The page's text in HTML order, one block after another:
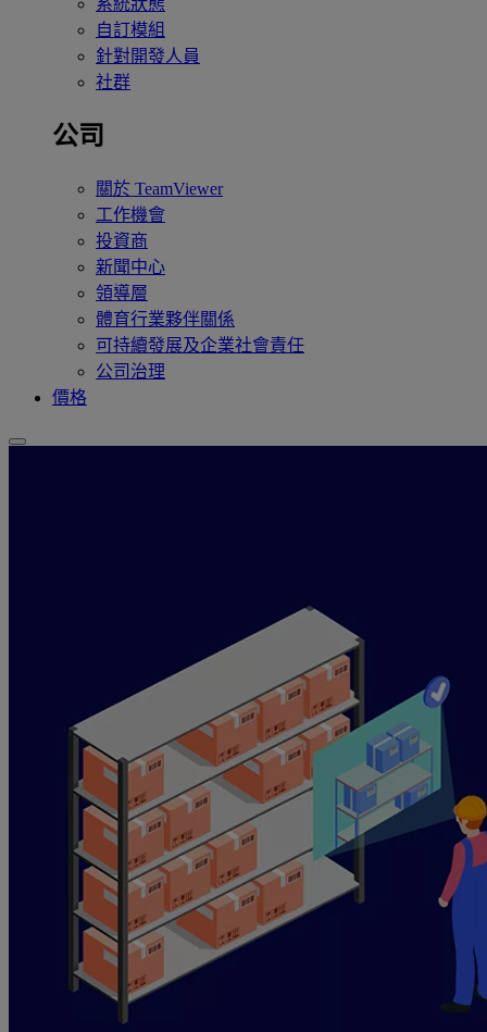
自訂模組
針對開發人員
社群
公司
關於 TeamViewer
工作機會
投資商
新聞中心
領導層
體育行業夥伴關係
可持續發展及企業社會責任
公司治理
價格